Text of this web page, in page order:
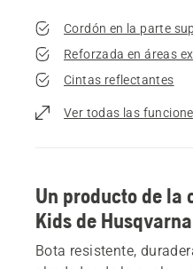
Cordón en la parte
Reforzada en áreas
Cintas reflectantes
Ver todas las
Un producto de la
Kids de Husqvarna
Bota resistente,